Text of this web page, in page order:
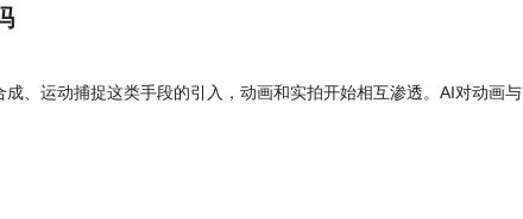
、运动捕捉这类手段的引入，动画和实拍开始相互渗透。AI对动画